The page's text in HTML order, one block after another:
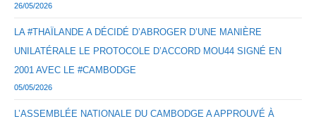
26/05/2026
LA #THAÏLANDE A DÉCIDÉ D’ABROGER D’UNE MANIÈRE
UNILATÉRALE LE PROTOCOLE D’ACCORD MOU44 SIGNÉ EN
2001 AVEC LE #CAMBODGE
05/05/2026
L’ASSEMBLÉE NATIONALE DU CAMBODGE A APPROUVÉ À